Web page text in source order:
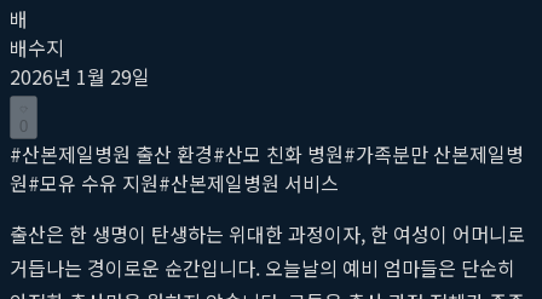
배
배수지
2026년 1월 29일
0
#산본제일병원 출산 환경#산모 친화 병원#가족분만 산본제일병
원#모유 수유 지원#산본제일병원 서비스
출산은 한 생명이 탄생하는 위대한 과정이자, 한 여성이 어머니로
거듭나는 경이로운 순간입니다. 오늘날의 예비 엄마들은 단순히